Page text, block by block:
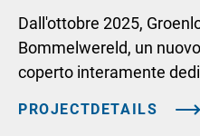
Dall'ottobre 2025,
Bommelwereld, un
coperto interamente
PROJECTDETAILS